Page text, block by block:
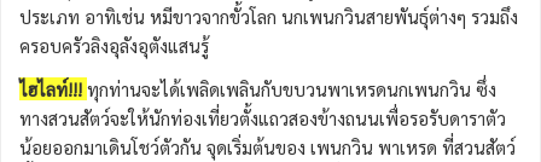
ประเภท อาทิเช่น หมีขาวจากขั้วโลก นกเพนกวินสายพันธุ์ต่างๆ รวมถึง
ครอบครัวลิงอุลังอุตังแสนรู้
ไฮไลท์!!! ทุกท่านจะได้เพลิดเพลินกับขบวนพาเหรดนกเพนกวิน ซึ่ง
ทางสวนสัตว์จะให้นักท่องเที่ยวตั้งแถวสองข้างถนนเพื่อรอรับดาราตัว
น้อยออกมาเดินโชว์ตัวกัน จุดเริ่มต้นของ เพนกวิน พาเหรด ที่สวนสัตว์